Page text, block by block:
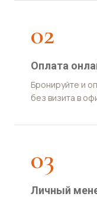
02
Оплата
Бронируйте и
без визита в
03
Личный